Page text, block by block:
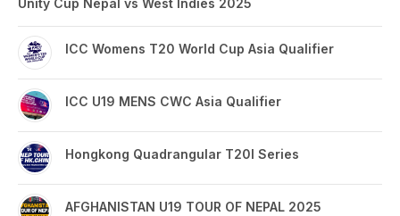
Unity Cup Nepal vs West Indies 2025
ICC Womens T20 World Cup Asia Qualifier
ICC U19 MENS CWC Asia Qualifier
Hongkong Quadrangular T20I Series
AFGHANISTAN U19 TOUR OF NEPAL 2025